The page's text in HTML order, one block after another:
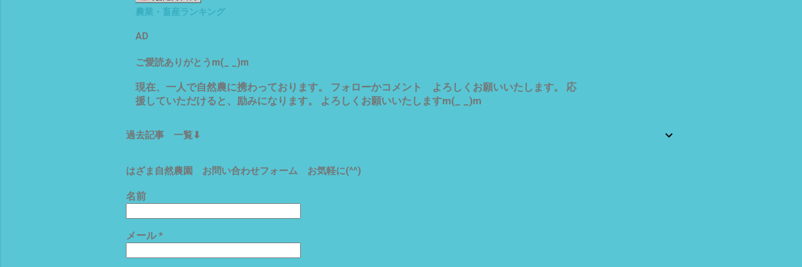
農業・畜産ランキング
AD
ご愛読ありがとうm(_ _)m
現在、一人で自然農に携わっております。 フォローかコメント よろしくお願いいたします。 応
援していただけると、励みになります。 よろしくお願いいたしますm(_ _)m
過去記事 一覧⬇
はざま自然農園 お問い合わせフォーム お気軽に(^^)
名前
メール*